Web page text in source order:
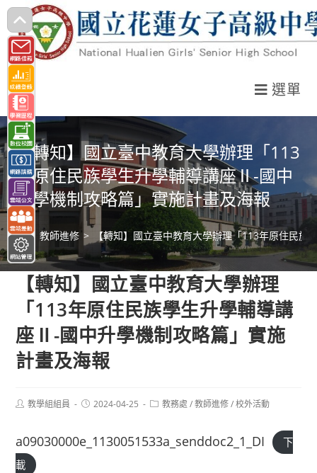
跳
轉
至
主
要
內
容
選單
【轉知】國立臺中教育大學辦理「113
年原住民族學生升學輔導講座Ⅱ-國中
升學機制攻略篇」實施計畫及海報
> 教師進修 > 【轉知】國立臺中教育大學辦理「113年原住民
【轉知】國立臺中教育大學辦理
「113年原住民族學生升學輔導講
座Ⅱ-國中升學機制攻略篇」實施
計畫及海報
Post教學組組員
Post2024-04-25
Post教務處 / 教師進修 / 校外活動
a09030000e_1130051533a_senddoc2_1_DI
下
載